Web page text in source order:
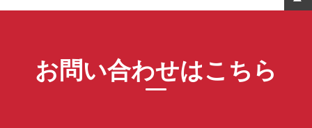
お問い合わせはこちら